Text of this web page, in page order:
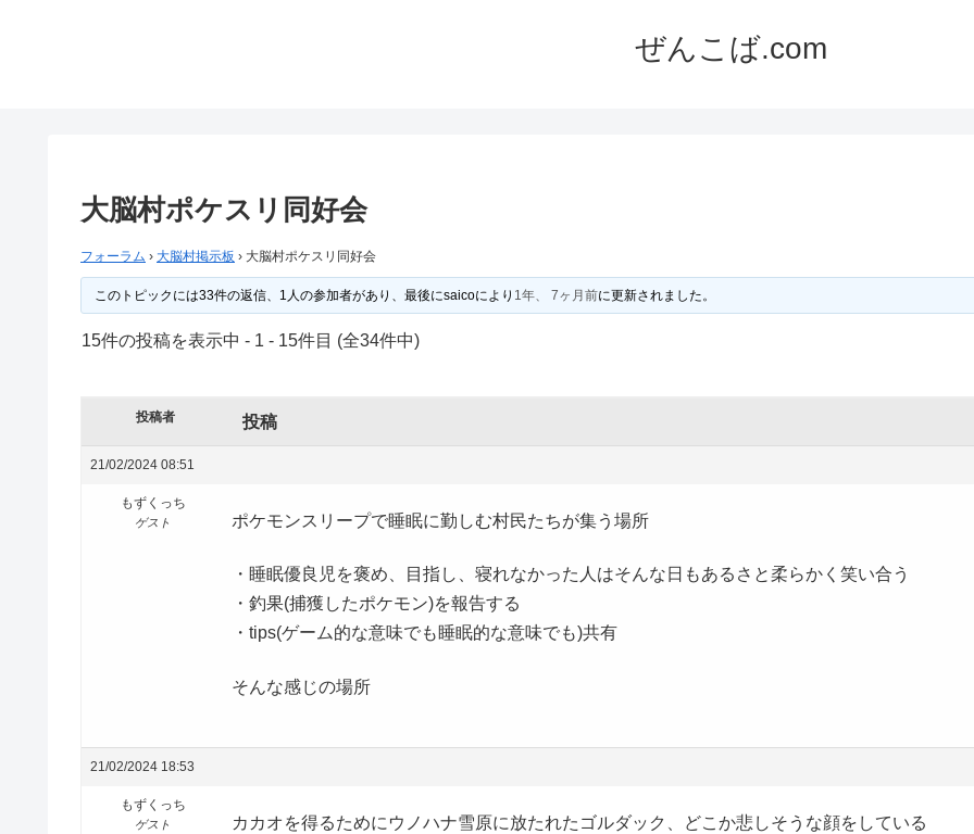
ぜんこば.com
大脳村ポケスリ同好会
フォーラム › 大脳村掲示板 › 大脳村ポケスリ同好会
このトピックには33件の返信、1人の参加者があり、最後にsaicoにより 1年、 7ヶ月前に更新されました。
15件の投稿を表示中 - 1 - 15件目 (全34件中)
投稿者 投稿
21/02/2024 08:51
もずくっち
ゲスト ポケモンスリープで睡眠に勤しむ村民たちが集う場所
・睡眠優良児を褒め、目指し、寝れなかった人はそんな日もあるさと柔らかく笑い合う
・釣果(捕獲したポケモン)を報告する
・tips(ゲーム的な意味でも睡眠的な意味でも)共有
そんな感じの場所
21/02/2024 18:53
もずくっち
ゲスト カカオを得るためにウノハナ雪原に放たれたゴルダック、どこか悲しそうな顔をしている